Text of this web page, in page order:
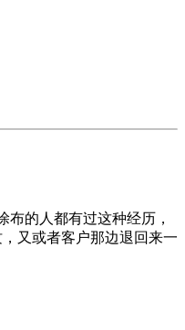
布的人都有过这种经历，
又或者客户那边退回来一